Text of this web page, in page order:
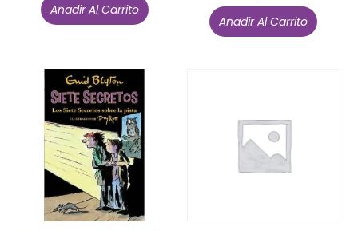
Añadir Al Carrito
Añadir Al Carrito